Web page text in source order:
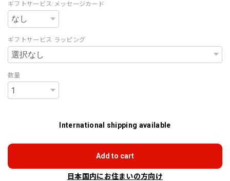
ギフトサービス:メッセージカード
ギフトサービス ラッピング
数量
International shipping available
Add to cart
日本国内にお住まいの方向け